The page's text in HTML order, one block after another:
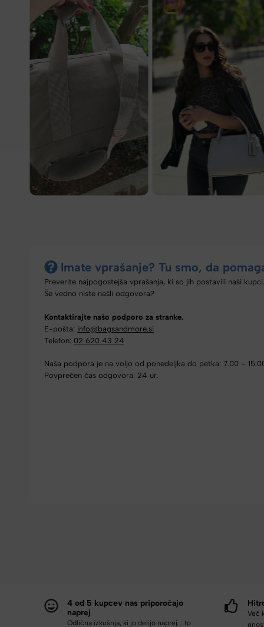
Imate vprašanje? Tu smo, da
Preverite najpogostejša vprašanja, ki so jih postavili naši kupci.
Še vedno niste našli odgovora?
Kontaktirajte našo podporo za stranke.
E-pošta: info@bagsandmore.si
Telefon: 02 620 43 24
Naša podpora je na voljo od ponedeljka do petka: 7.00 –
Povprečen čas odgovora: 24 ur.
4 od 5 kupcev nas priporočajo
naprej
Odlična izkušnja, ki jo delijo naprej... to
Več